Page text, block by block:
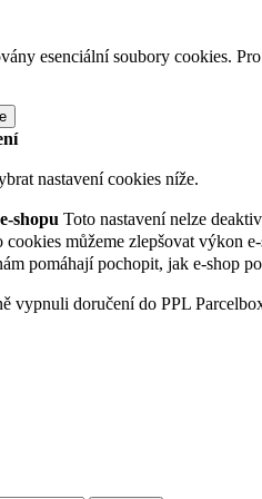
esenciální soubory cookies.
nastavení cookies níže.
shopu Toto nastavení nelze
můžeme zlepšovat výkon
pomáhají pochopit, jak e-shop
vypnuli doručení do PPL